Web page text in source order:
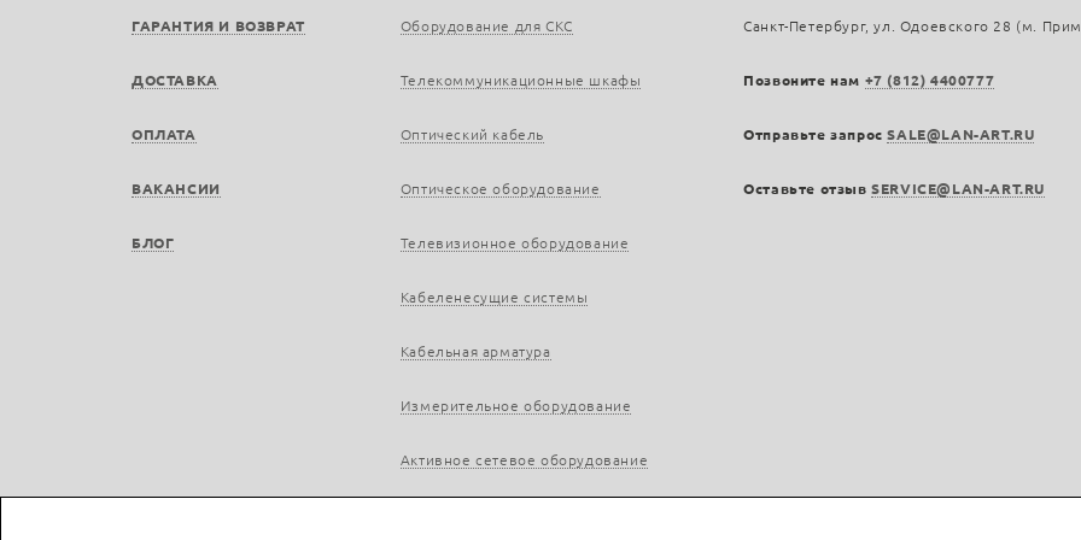
ГАРАНТИЯ И ВОЗВРАТ
ДОСТАВКА
ОПЛАТА
ВАКАНСИИ
БЛОГ
Оборудование для СКС
Телекоммуникационные шкафы
Оптический кабель
Оптическое оборудование
Телевизионное оборудование
Кабеленесущие системы
Кабельная арматура
Измерительное оборудование
Активное сетевое оборудование
Санкт-Петербург, ул. Одоевского 28 (м.
Позвоните нам +7 (812) 4400777
Отправьте запросSALE@LAN-ART.RU
Оставьте отзывSERVICE@LAN-ART.RU